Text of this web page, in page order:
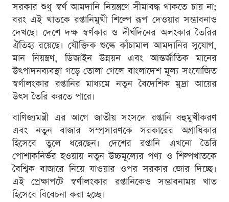
সরকার শুধু স্বর্ণ আমদানি নিয়ন্ত্রণে সীমাবদ্ধ থাকতে চায় না;
বরং এই খাতকে রপ্তানিমুখী শিল্পে রূপ দেওয়ার সম্ভাবনাও
দেখছে। দেশে দক্ষ স্বর্ণকার ও দীর্ঘদিনের অলংকার তৈরির
ঐতিহ্য রয়েছে। যৌক্তিক শুল্কে কাঁচামাল আমদানির সুযোগ,
মান নিয়ন্ত্রণ, ডিজাইন উন্নয়ন এবং আন্তর্জাতিক মানের
উৎপাদনব্যবস্থা গড়ে তোলা গেলে বাংলাদেশ মূল্য সংযোজিত
স্বর্ণালংকার রপ্তানির মাধ্যমে নতুন বৈদেশিক মুদ্রা আয়ের
উৎস তৈরি করতে পারে।
বাণিজ্যমন্ত্রী এর আগে জাতীয় সংসদে রপ্তানি বহুমুখীকরণ
এবং নতুন বাজার সম্প্রসারণকে সরকারের অগ্রাধিকার
হিসেবে তুলে ধরেছেন। দেশের রপ্তানি এখনো তৈরি
পোশাকনির্ভর হওয়ায় নতুন উচ্চমূল্যের পণ্য ও শিল্পখাতকে
বৈশ্বিক বাজারে নিয়ে যাওয়ার ওপর সরকার জোর দিচ্ছে।
এই প্রেক্ষাপটে স্বর্ণালংকার রপ্তানিকেও সম্ভাবনাময় খাত
হিসেবে বিবেচনা করা হচ্ছে।